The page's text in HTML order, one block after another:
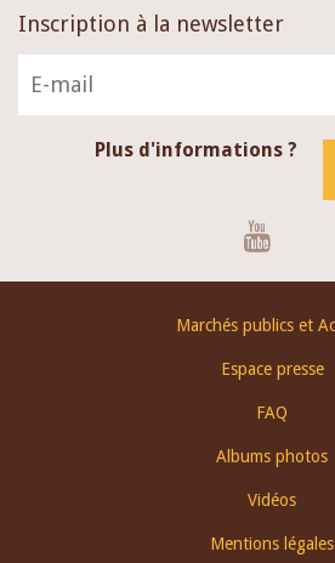
Inscription à la newsletter
Plus d'informations ?
Marchés publics et
Espace presse
FAQ
Albums photos
Vidéos
Mentions légales